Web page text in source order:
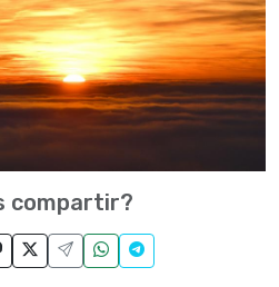
compartir?